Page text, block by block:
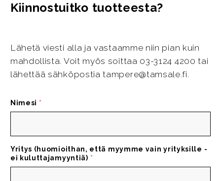
Kiinnostuitko tuotteesta?
Lähetä viesti alla ja vastaamme niin pian kuin
mahdollista. Voit myös soittaa 03-3124 4200 tai
lähettää sähköpostia tampere@tamsale.fi.
Nimesi *
Yritys (huomioithan, että myymme vain yrityksille -
ei kuluttajamyyntiä) *